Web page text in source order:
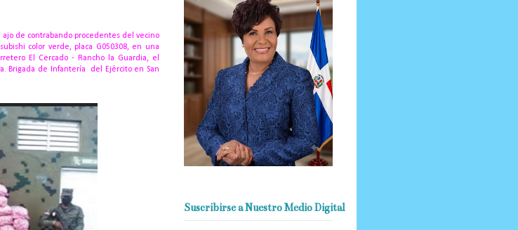
ajo de contrabando procedentes del vecino
color verde, placa G050308, en una
El Cercado - Rancho la Guardia, el
Brigada de Infantería del Ejército en San
Suscribirse a Nuestro Medio Digital